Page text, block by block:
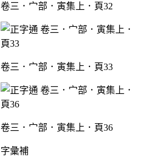
卷三．宀部．寅集上．頁32
卷三．宀部．寅集上．頁33
卷三．宀部．寅集上．頁36
字彙補